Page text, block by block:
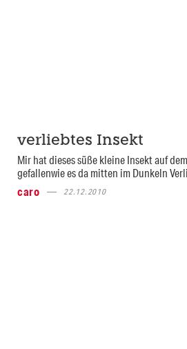
verliebtes Insekt
Mir hat dieses süße kleine Insekt auf
gefallenwie es da mitten im Dunkeln
caro
22.12.2010